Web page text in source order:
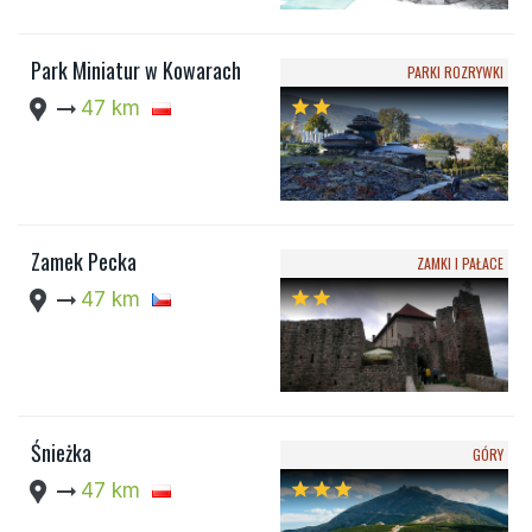
Park Miniatur w Kowarach
location_pin arrow_right_alt 47 km
PARKI ROZRYWKI
starstar
Zamek Pecka
location_pin arrow_right_alt 47 km
ZAMKI I PAŁACE
starstar
Śnieżka
location_pin arrow_right_alt 47 km
GÓRY
starstarstar